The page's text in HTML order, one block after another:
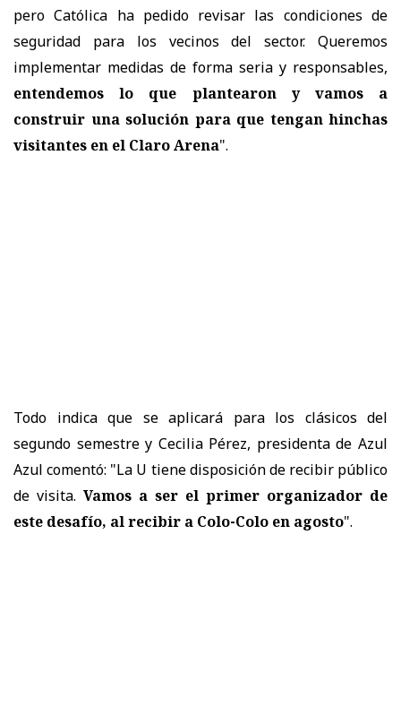
pero Católica ha pedido revisar las condiciones de
seguridad para los vecinos del sector. Queremos
implementar medidas de forma seria y responsables,
entendemos lo que plantearon y vamos a
construir una solución para que tengan hinchas
visitantes en el Claro Arena".
Todo indica que se aplicará para los clásicos del
segundo semestre y Cecilia Pérez, presidenta de Azul
Azul comentó: "La U tiene disposición de recibir público
de visita. Vamos a ser el primer organizador de
este desafío, al recibir a Colo-Colo en agosto".